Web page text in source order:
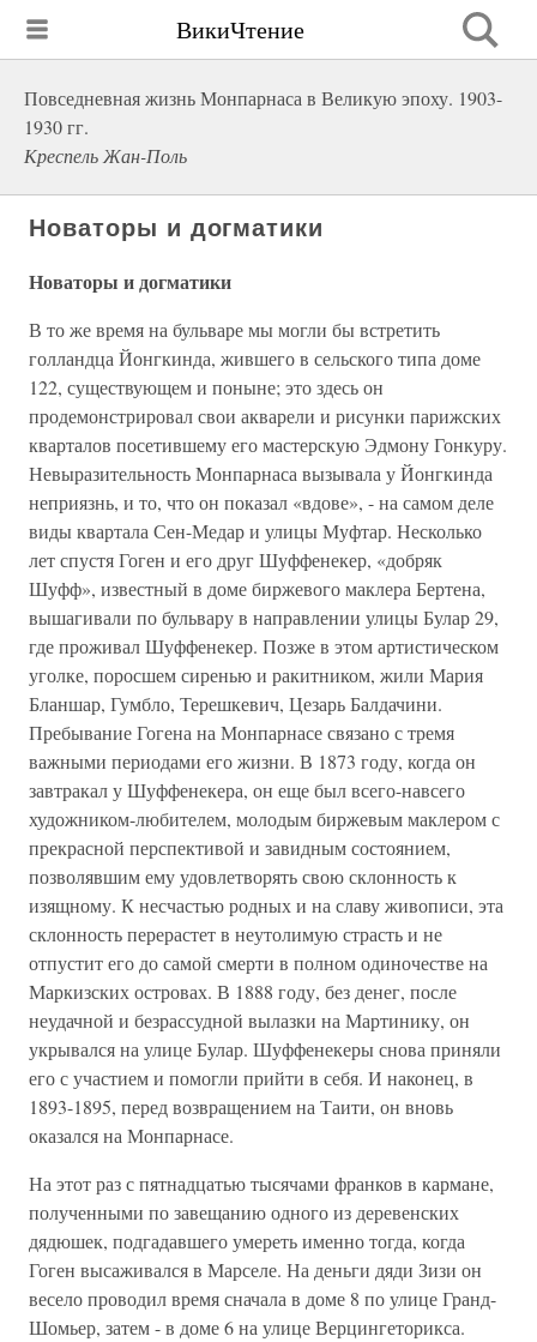
ВикиЧтение
Повседневная жизнь Монпарнаса в Великую эпоху. 1903-
1930 гг.
Креспель Жан-Поль
Новаторы и догматики
Новаторы и догматики
В то же время на бульваре мы могли бы встретить
голландца Йонгкинда, жившего в сельского типа доме
122, существующем и поныне; это здесь он
продемонстрировал свои акварели и рисунки парижских
кварталов посетившему его мастерскую Эдмону Гонкуру.
Невыразительность Монпарнаса вызывала у Йонгкинда
неприязнь, и то, что он показал «вдове», - на самом деле
виды квартала Сен-Медар и улицы Муфтар. Несколько
лет спустя Гоген и его друг Шуффенекер, «добряк
Шуфф», известный в доме биржевого маклера Бертена,
вышагивали по бульвару в направлении улицы Булар 29,
где проживал Шуффенекер. Позже в этом артистическом
уголке, поросшем сиренью и ракитником, жили Мария
Бланшар, Гумбло, Терешкевич, Цезарь Балдачини.
Пребывание Гогена на Монпарнасе связано с тремя
важными периодами его жизни. В 1873 году, когда он
завтракал у Шуффенекера, он еще был всего-навсего
художником-любителем, молодым биржевым маклером с
прекрасной перспективой и завидным состоянием,
позволявшим ему удовлетворять свою склонность к
изящному. К несчастью родных и на славу живописи, эта
склонность перерастет в неутолимую страсть и не
отпустит его до самой смерти в полном одиночестве на
Маркизских островах. В 1888 году, без денег, после
неудачной и безрассудной вылазки на Мартинику, он
укрывался на улице Булар. Шуффенекеры снова приняли
его с участием и помогли прийти в себя. И наконец, в
1893-1895, перед возвращением на Таити, он вновь
оказался на Монпарнасе.
На этот раз с пятнадцатью тысячами франков в кармане,
полученными по завещанию одного из деревенских
дядюшек, подгадавшего умереть именно тогда, когда
Гоген высаживался в Марселе. На деньги дяди Зизи он
весело проводил время сначала в доме 8 по улице Гранд-
Шомьер, затем - в доме 6 на улице Верцингеторикса.